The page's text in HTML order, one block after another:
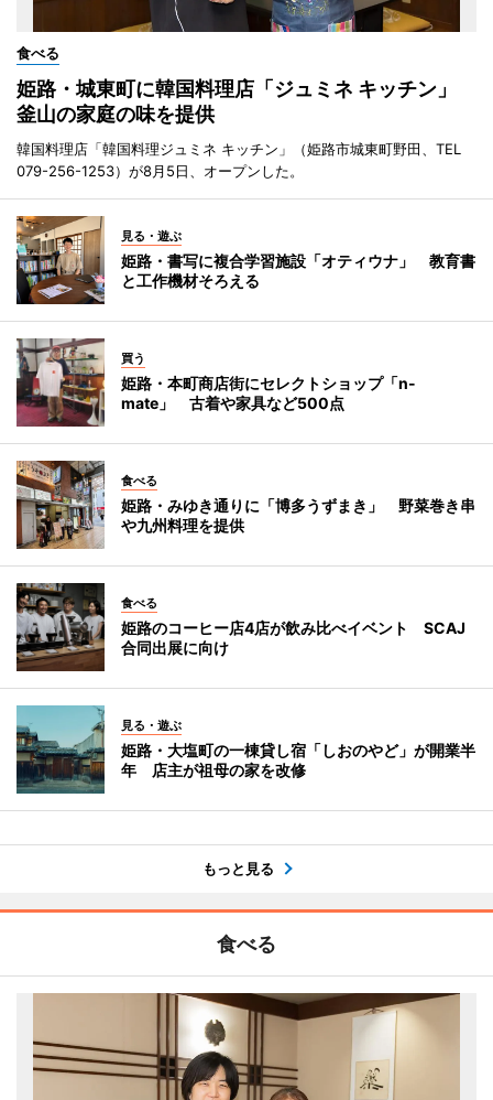
食べる
姫路・城東町に韓国料理店「ジュミネ キッチン」
釜山の家庭の味を提供
韓国料理店「韓国料理ジュミネ キッチン」（姫路市城東町野田、TEL
079-256-1253）が8月5日、オープンした。
見る・遊ぶ
姫路・書写に複合学習施設「オティウナ」 教育書
と工作機材そろえる
買う
姫路・本町商店街にセレクトショップ「n-
mate」 古着や家具など500点
食べる
姫路・みゆき通りに「博多うずまき」 野菜巻き串
や九州料理を提供
食べる
姫路のコーヒー店4店が飲み比べイベント SCAJ
合同出展に向け
見る・遊ぶ
姫路・大塩町の一棟貸し宿「しおのやど」が開業半
年 店主が祖母の家を改修
もっと見る
食べる